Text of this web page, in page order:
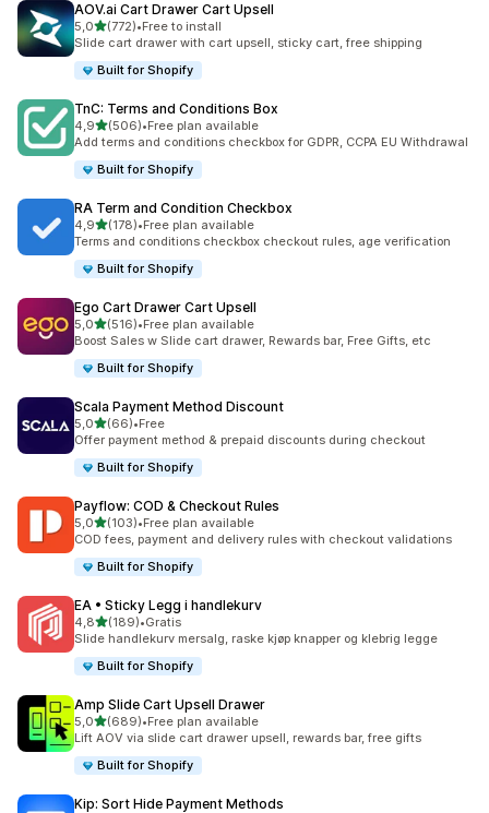
AOV.ai Cart Drawer Cart Upsell
5,0av 5 stjerner
(772)
Totalt 772 omtaler
•Free to install
Slide cart drawer with cart upsell, sticky cart, free shipping
Built for Shopify
TnC: Terms and Conditions Box
4,9av 5 stjerner
(506)
Totalt 506 omtaler
•Free plan available
Add terms and conditions checkbox for GDPR, CCPA EU Withdrawal
Built for Shopify
RA Term and Condition Checkbox
4,9av 5 stjerner
(178)
Totalt 178 omtaler
•Free plan available
Terms and conditions checkbox checkout rules, age verification
Built for Shopify
Ego Cart Drawer Cart Upsell
5,0av 5 stjerner
(516)
Totalt 516 omtaler
•Free plan available
Boost Sales w Slide cart drawer, Rewards bar, Free Gifts, etc
Built for Shopify
Scala Payment Method Discount
5,0av 5 stjerner
(66)
Totalt 66 omtaler
•Free
Offer payment method & prepaid discounts during checkout
Built for Shopify
Payflow: COD & Checkout Rules
5,0av 5 stjerner
(103)
Totalt 103 omtaler
•Free plan available
COD fees, payment and delivery rules with checkout validations
Built for Shopify
EA • Sticky Legg i handlekurv
4,8av 5 stjerner
(189)
Totalt 189 omtaler
•Gratis
Slide handlekurv mersalg, raske kjøp knapper og klebrig legge
Built for Shopify
Amp Slide Cart Upsell Drawer
5,0av 5 stjerner
(689)
Totalt 689 omtaler
•Free plan available
Lift AOV via slide cart drawer upsell, rewards bar, free gifts
Built for Shopify
Kip: Sort Hide Payment Methods